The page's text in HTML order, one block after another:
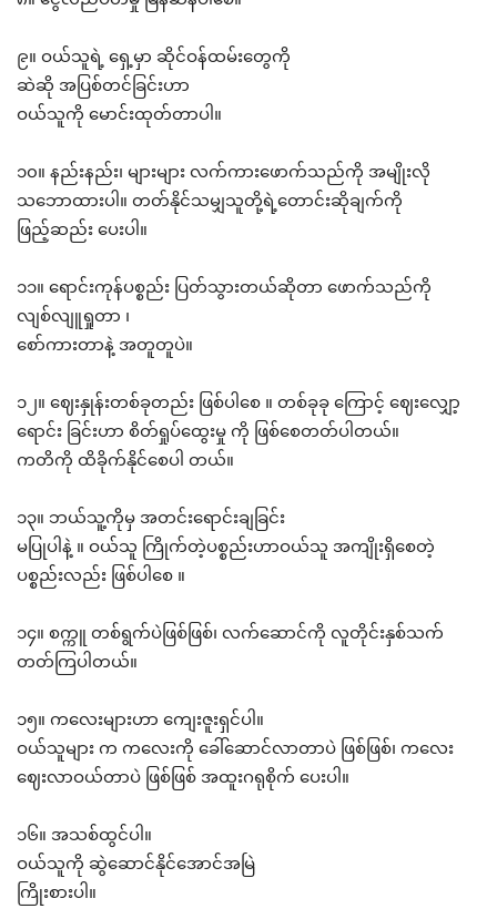
၉။ ဝယ်သူရဲ့ ရှေ့မှာ ဆိုင်ဝန်ထမ်းတွေကို
ဆဲဆို အပြစ်တင်ခြင်းဟာ
ဝယ်သူကို မောင်းထုတ်တာပါ။
၁၀။ နည်းနည်း၊ များများ လက်ကားဖောက်သည်ကို အမျိုးလို
သဘောထားပါ။ တတ်နိုင်သမျှသူတို့ရဲ့တောင်းဆိုချက်ကို
ဖြည့်ဆည်း ပေးပါ။
၁၁။ ရောင်းကုန်ပစ္စည်း ပြတ်သွားတယ်ဆိုတာ ဖောက်သည်ကို
လျစ်လျူရှုတာ ၊
စော်ကားတာနဲ့ အတူတူပဲ။
၁၂။ ဈေးနှုန်းတစ်ခုတည်း ဖြစ်ပါစေ ။ တစ်ခုခု ကြောင့် ဈေးလျှော့
ရောင်း ခြင်းဟာ စိတ်ရှုပ်ထွေးမှု ကို ဖြစ်စေတတ်ပါတယ်။
ကတိကို ထိခိုက်နိုင်စေပါ တယ်။
၁၃။ ဘယ်သူ့ကိုမှ အတင်းရောင်းချခြင်း
မပြုပါနဲ့ ။ ဝယ်သူ ကြိုက်တဲ့ပစ္စည်းဟာဝယ်သူ အကျိုးရှိစေတဲ့
ပစ္စည်းလည်း ဖြစ်ပါစေ ။
၁၄။ စက္ကူ တစ်ရွက်ပဲဖြစ်ဖြစ်၊ လက်ဆောင်ကို လူတိုင်းနှစ်သက်
တတ်ကြပါတယ်။
၁၅။ ကလေးများဟာ ကျေးဇူးရှင်ပါ။
ဝယ်သူများ က ကလေးကို ခေါ်ဆောင်လာတာပဲ ဖြစ်ဖြစ်၊ ကလေး
ဈေးလာဝယ်တာပဲ ဖြစ်ဖြစ် အထူးဂရုစိုက် ပေးပါ။
၁၆။ အသစ်ထွင်ပါ။
ဝယ်သူကို ဆွဲဆောင်နိုင်အောင်အမြဲ
ကြိုးစားပါ။